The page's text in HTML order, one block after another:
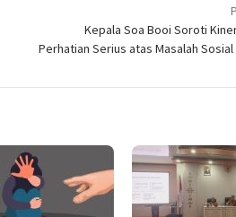
Kepala Soa Booi Soroti
Perhatian Serius atas Masalah